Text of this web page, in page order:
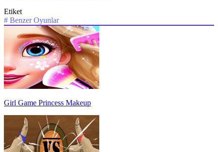
Etiket
# Benzer Oyunlar
Girl Game Princess Makeup